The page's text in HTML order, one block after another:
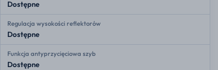
Dostępne
Regulacja wysokości reflektorów
Dostępne
Funkcja antyprzycięciowa szyb
Dostępne